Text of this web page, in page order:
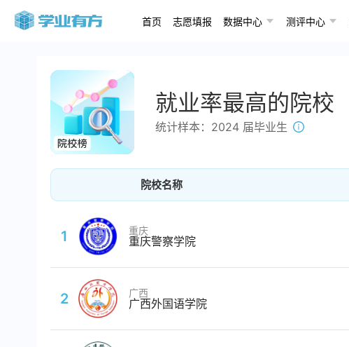
首页 志愿填报 数据中心 测评中心
就业率最高的院校
统计样本： 2024 届毕业生
院校名称
1 重庆
重庆警察学院
2 广西
广西外国语学院